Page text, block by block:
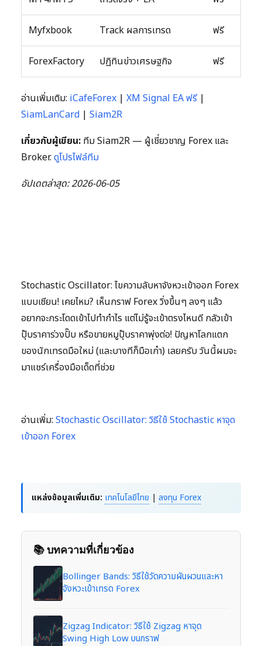
Myfxbook Track ผลการเทรด ฟรี
ForexFactory ปฏิทินข่าวเศรษฐกิจ ฟรี
อ่านเพิ่มเติม: iCafeForex | XM Signal EA ฟรี|
SiamLanCard | Siam2R
เกี่ยวกับผู้เขียน: ทีม Siam2R — ผู้เชี่ยวชาญ Forex และ
Broker.ดูโปรไฟล์ทีม
อัปเดตล่าสุด: 2026-06-05
Stochastic Oscillator: ไขความลับหาจังหวะเข้าออก Forex
แบบเซียน! เคยไหม? เห็นกราฟ Forex วิ่งขึ้นๆ ลงๆ แล้ว
อยากจะกระโดดเข้าไปทำกำไร แต่ไม่รู้จะเข้าตรงไหนดี กลัวเข้า
ปุ๊บราคาร่วงปั๊บ หรือขายหมูปุ๊บราคาพุ่งต่อ! ปัญหาโลกแตก
ของนักเทรดมือใหม่ (และบางทีก็มือเก๋า) เลยครับ วันนี้ผมจะ
มาแชร์เครื่องมือเด็ดที่ช่วย
อ่านเพิ่ม: Stochastic Oscillator: วิธีใช้ Stochastic หาจุด
เข้าออก Forex
แหล่งข้อมูลเพิ่มเติม: เทคโนโลยีไทย | ลงทุน Forex
📚 บทความที่เกี่ยวข้อง
Bollinger Bands: วิธีใช้วัดความผันผวนและหา
จังหวะเข้าเทรด Forex
Zigzag Indicator: วิธีใช้ Zigzag หาจุด
Swing High Low บนกราฟ